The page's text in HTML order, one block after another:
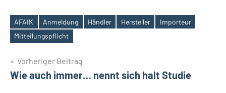
Schlagwörter
AFAIK Anmeldung Händler Hersteller
Importeur
Mitteilungspflicht
Beitrags-
Navigation
Vorheriger Beitrag
Wie auch immer… nennt sich halt Studie